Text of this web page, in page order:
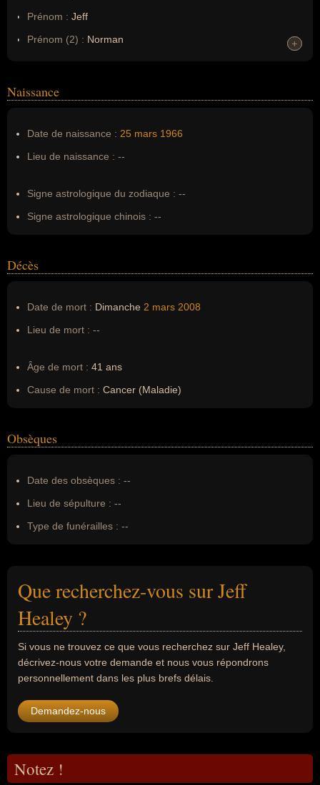
Prénom : Jeff
Prénom (2) : Norman
Surnom : --
Erreurs d'écriture : Norman Jeffrey Healey
+
+
Naissance
Date de naissance : 25 mars 1966
Lieu de naissance : --
Signe astrologique du zodiaque : --
Signe astrologique chinois : --
Décès
Date de mort : Dimanche 2 mars 2008
Lieu de mort : --
Âge de mort : 41 ans
Cause de mort : Cancer (Maladie)
Obsèques
Date des obsèques : --
Lieu de sépulture : --
Type de funérailles : --
Que recherchez-vous sur Jeff
Healey ?
Si vous ne trouvez ce que vous recherchez sur Jeff Healey,
décrivez-nous votre demande et nous vous répondrons
personnellement dans les plus brefs délais.
Demandez-nous
Notez !